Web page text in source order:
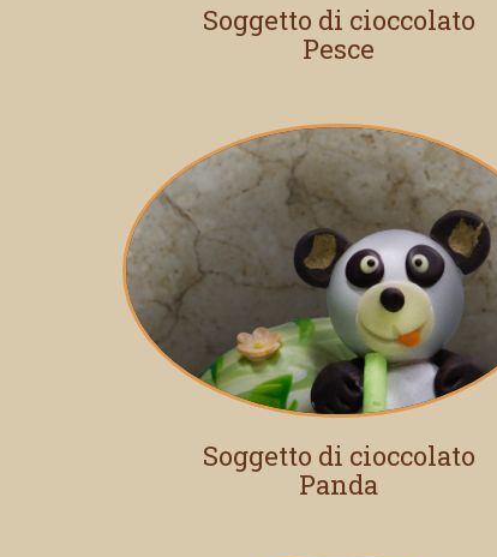
Soggetto di cioccolato
Pesce
Soggetto di cioccolato
Panda